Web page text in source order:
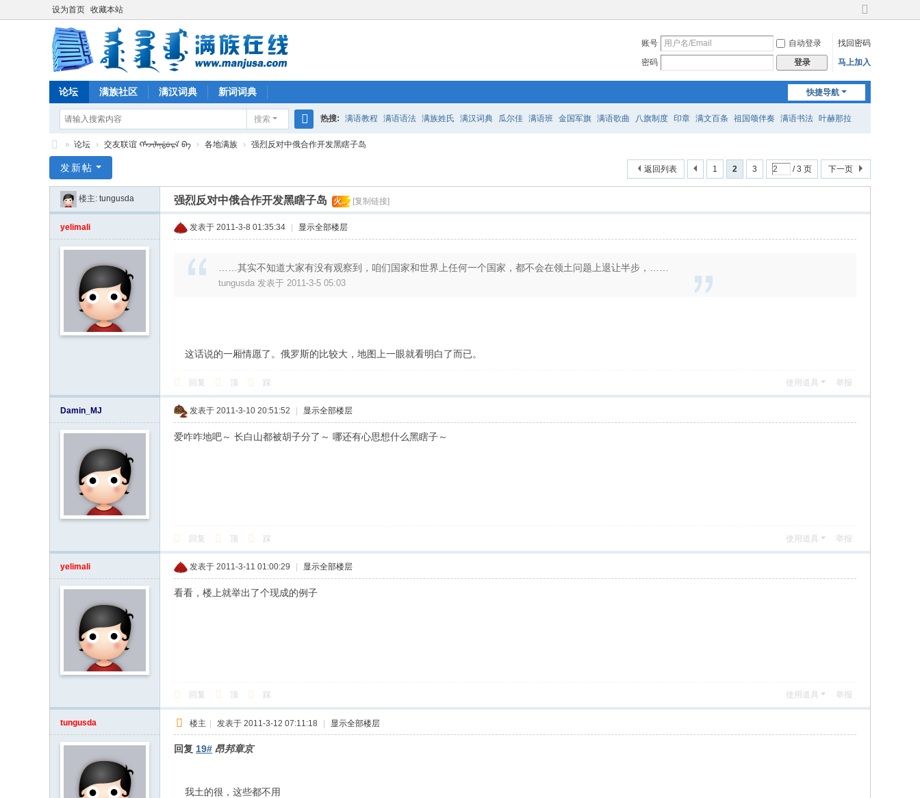
设为首页 收藏本站
切
到
宽
账号 自动登录
找回密码
密码
登录 马上加入
快捷导航
论坛 满族社区 满汉词典 新词词典
搜索
搜
热搜: 满语教程 满语语法 满族姓氏 满汉词典 瓜尔佳 满语班 金国军旗 满语歌曲 八旗制度 印章 满文百条 祖国颂伴奏 满语书法 叶赫那拉
百二老人语录
族
» 论坛 › 交友联谊 ᡥᠠᠵᡳᠯᠠᠨᡩᡠᡵᡝ ᠪᠠ › 各地满族 › 强烈反对中俄合作开发黑瞎子岛
1 2 3 / 3 页 下一页
返回列表
发新帖
楼主: tungusda 强烈反对中俄合作开发黑瞎子岛 火.. [复制链接]
yelimali 发表于 2011-3-8 01:35:34 显示全部楼层
……其实不知道大家有没有观察到，咱们国家和世界上任何一个国家，都不会在领土问题上退让半步，……
tungusda 发表于 2011-3-5 05:03
这话说的一厢情愿了。俄罗斯的比较大，地图上一眼就看明白了而已。
回复 顶 踩 使用道具 举报
Damin_MJ 发表于 2011-3-10 20:51:52 显示全部楼层
爱咋咋地吧～ 长白山都被胡子分了～ 哪还有心思想什么黑瞎子～
回复 顶 踩 使用道具 举报
yelimali 发表于 2011-3-11 01:00:29 显示全部楼层
看看，楼上就举出了个现成的例子
回复 顶 踩 使用道具 举报
tungusda 楼主 | 发表于 2011-3-12 07:11:18 | 显示全部楼层
回复 19# 昂邦章京
我土的很，这些都不用